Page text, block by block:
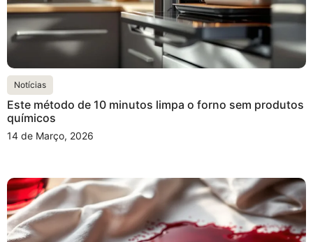
Notícias
Este método de 10 minutos limpa o forno sem produtos
químicos
14 de Março, 2026